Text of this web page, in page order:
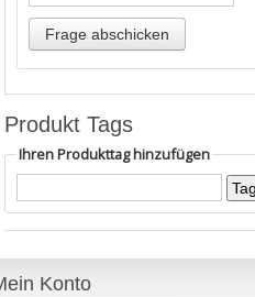
Produkt Tags
Ihren Produkttag hinzufügen
Konto